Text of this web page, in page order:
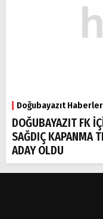
Doğubayazıt
DOĞUBAYAZIT FK
SAĞDIÇ KAPANMA
ADAY OLDU